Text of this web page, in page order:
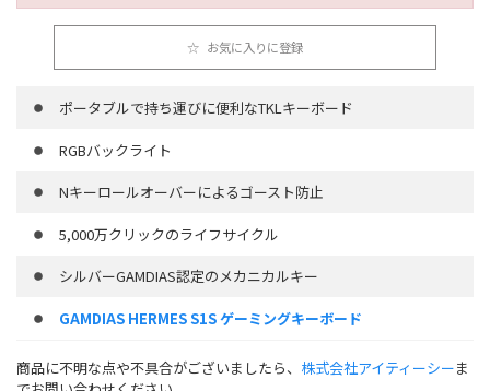
お気に入りに登録
ポータブルで持ち運びに便利なTKLキーボード
RGBバックライト
Nキーロールオーバーによるゴースト防止
5,000万クリックのライフサイクル
シルバーGAMDIAS認定のメカニカルキー
GAMDIAS HERMES S1S ゲーミングキーボード
商品に不明な点や不具合がございましたら、 株式会社アイティーシーま